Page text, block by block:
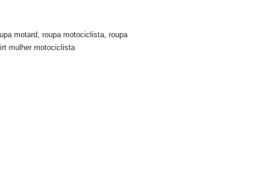
motard,roupa motociclista,roupa
mulher motociclista